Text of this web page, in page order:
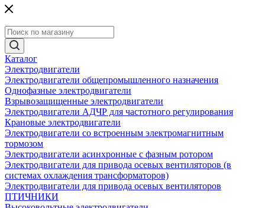
Каталог
Электродвигатели
Электродвигатели общепромышленного назначения
Однофазные электродвигатели
Взрывозащищенные электродвигатели
Электродвигатели АДЧР для частотного регулирования
Крановые электродвигатели
Электродвигатели со встроенным электромагнитным
тормозом
Электродвигатели асинхронные с фазным ротором
Электродвигатели для привода осевых вентиляторов (в
системах охлаждения трансформаторов)
Электродвигатели для привода осевых вентиляторов
ПТИЧНИКИ